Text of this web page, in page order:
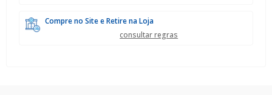
Compre no Site e Retire na Loja
consultar regras